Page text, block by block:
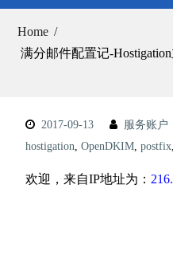
Home
满分邮件配置记-
2017-09-13 服务账户
hostigation, OpenDKIM, postfix,
欢迎，来自IP地址为：